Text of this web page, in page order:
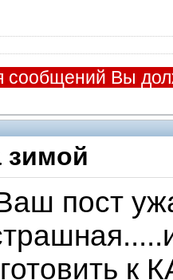
сообщений Вы
зимой
пост